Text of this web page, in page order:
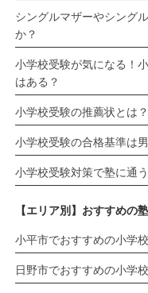
シングルマザーやシング
か？
小学校受験が気になる！
はある？
小学校受験の推薦状とは？
小学校受験の合格基準は
小学校受験対策で塾に通
【エリア別】おすすめの塾
小平市でおすすめの小学
日野市でおすすめの小学